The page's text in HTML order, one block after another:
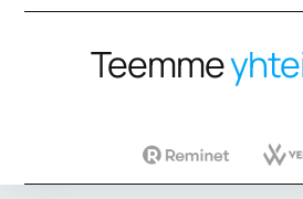
Teemme